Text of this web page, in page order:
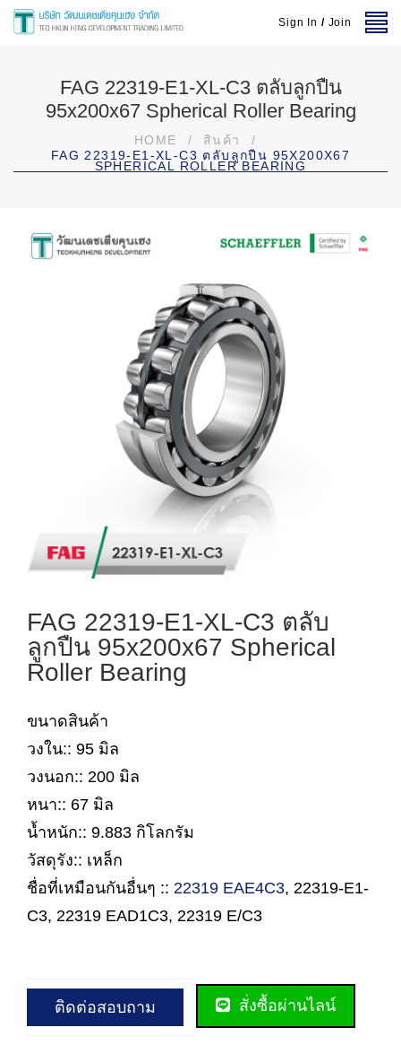
Sign In / Join
FAG 22319-E1-XL-C3 ตลับลูกปืน
95x200x67 Spherical Roller Bearing
HOME / สินค้า
/
FAG 22319-E1-XL-C3 ตลับลูกปืน 95X200X67
SPHERICAL ROLLER BEARING
FAG 22319-E1-XL-C3 ตลับ
ลูกปืน 95x200x67 Spherical
Roller Bearing
ขนาดสินค้า
วงใน:: 95 มิล
วงนอก:: 200 มิล
หนา:: 67 มิล
น้ำหนัก:: 9.883 กิโลกรัม
วัสดุรัง:: เหล็ก
ชื่อที่เหมือนกันอื่นๆ :: 22319 EAE4C3, 22319-E1-
C3, 22319 EAD1C3, 22319 E/C3
ติดต่อสอบถาม สั่งซื้อผ่านไลน์